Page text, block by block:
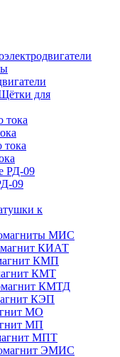
для
09
к
МИС
КИАТ
КМП
КМТ
КМТД
КЭП
МО
МП
МПТ
ЭМИС